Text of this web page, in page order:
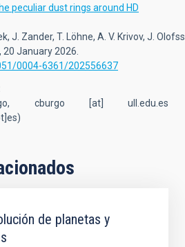
peculiar dust rings around HD
J. Zander, T. Löhne, A. V. Krivov, J.
20 January 2026.
0004-6361/202556637
cburgo [at]ull.edu.es
de planetas y